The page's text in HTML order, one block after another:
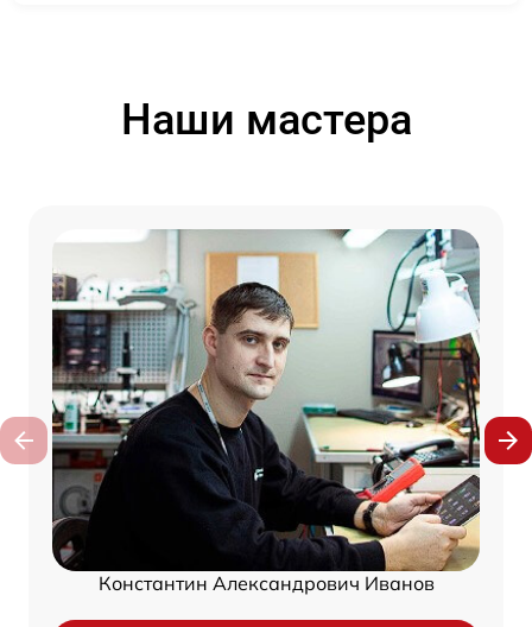
Наши мастера
Константин Александрович Иванов